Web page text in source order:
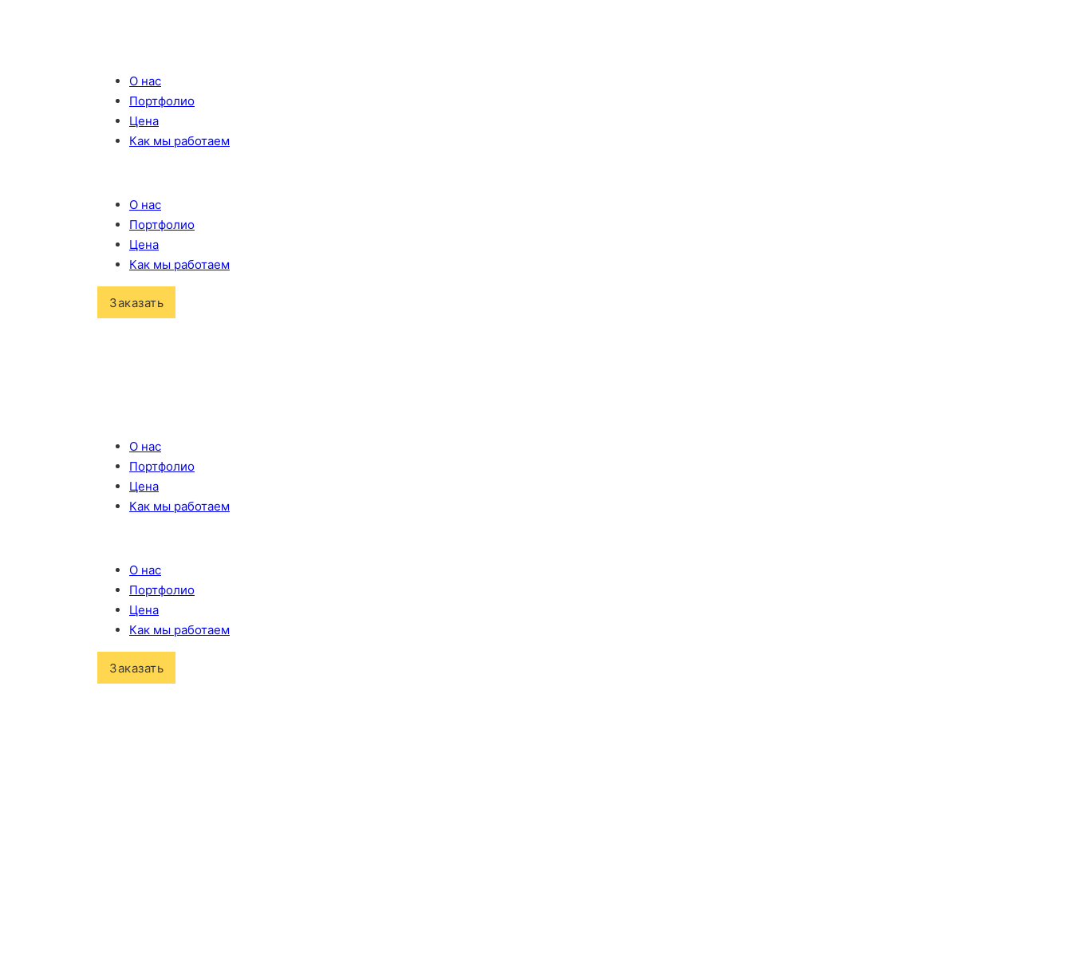
О нас
Портфолио
Цена
Как мы работаем
О нас
Портфолио
Цена
Как мы работаем
Заказать
О нас
Портфолио
Цена
Как мы работаем
О нас
Портфолио
Цена
Как мы работаем
Заказать